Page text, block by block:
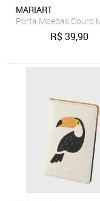
MARIART
Porta Moedas Couro
R$39,90